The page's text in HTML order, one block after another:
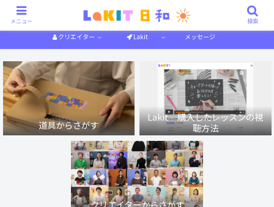
作り方解説 特集一覧
クリエイター Lakit メッセージ
道具からさがす
Lakit 購入したレッスンの視
聴方法
クリエイターからさがす
メニュー 検索